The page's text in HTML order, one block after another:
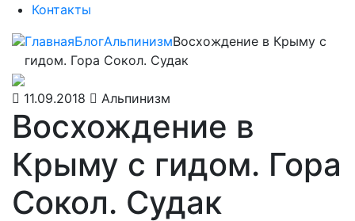
Контакты
ГлавнаяБлогАльпинизмВосхождение в Крыму с
гидом. Гора Сокол. Судак
11.09.2018 Альпинизм
Восхождение в
Крыму с гидом. Гора
Сокол. Судак